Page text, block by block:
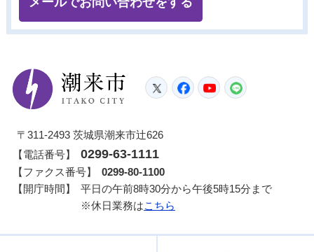
潮来市
TwitterFacebook
YouTube
〒311-2493 茨城県潮来市辻626
【電話番号】
0299-63-1111
【ファクス番号】
0299-80-1100
【開庁時間】
平日の午前8時30分から午後5時15分まで
※休日業務はこちら